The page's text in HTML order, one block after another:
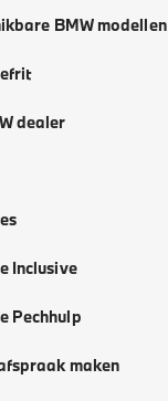
BMW modellen
dealer
Inclusive
Pechhulp
maken